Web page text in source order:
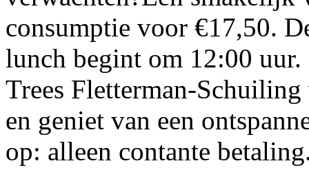
consumptie voor €17,50.
lunch begint om 12:00
Trees Fletterman-
en geniet van een
op: alleen contante